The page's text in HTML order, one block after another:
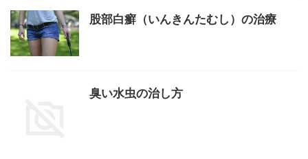
股部白癬（いんきんたむし）の治療
臭い水虫の治し方